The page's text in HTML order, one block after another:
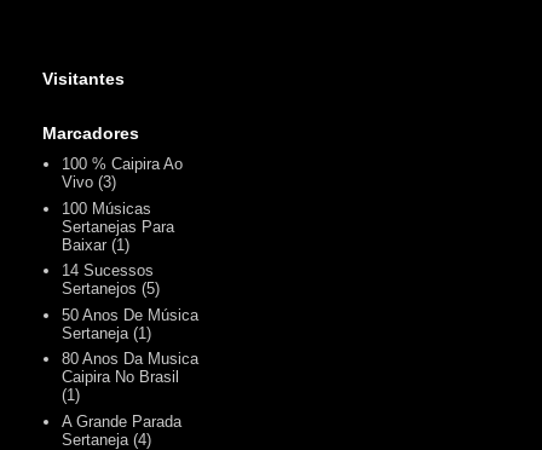
Visitantes
Marcadores
100 % Caipira Ao
Vivo (3)
100 Músicas
Sertanejas Para
Baixar (1)
14 Sucessos
Sertanejos (5)
50 Anos De Música
Sertaneja (1)
80 Anos Da Musica
Caipira No Brasil
(1)
A Grande Parada
Sertaneja (4)